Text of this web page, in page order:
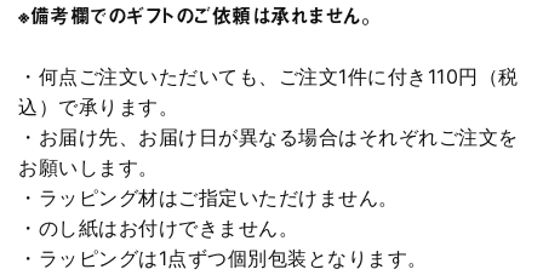
※備考欄でのギフトのご依頼は承れません。
・何点ご注文いただいても、ご注文1件に付き110円（税
込）で承ります。
・お届け先、お届け日が異なる場合はそれぞれご注文を
お願いします。
・ラッピング材はご指定いただけません。
・のし紙はお付けできません。
・ラッピングは1点ずつ個別包装となります。